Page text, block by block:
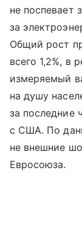
не поспевает
за
Общий рост
всего 1,2%, в
измеряемый
на душу
за последние
с США. По
не внешние
Евросоюза.